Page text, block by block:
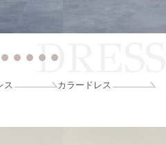
DRESS
ス カラードレス